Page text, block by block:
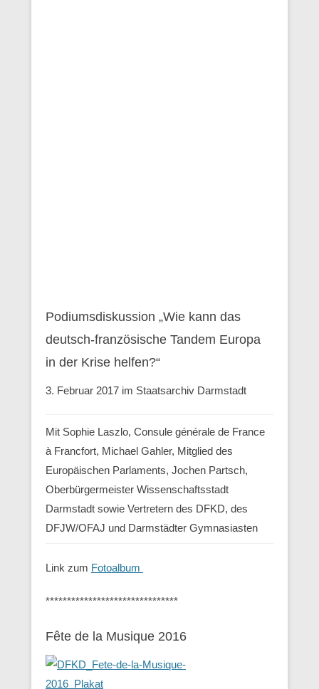
Podiumsdiskussion „Wie kann das
deutsch-französische Tandem Europa
in der Krise helfen?“
3. Februar 2017 im Staatsarchiv Darmstadt
Mit Sophie Laszlo, Consule générale de France
à Francfort, Michael Gahler, Mitglied des
Europäischen Parlaments, Jochen Partsch,
Oberbürgermeister Wissenschaftsstadt
Darmstadt sowie Vertretern des DFKD, des
DFJW/OFAJ und Darmstädter Gymnasiasten
Link zum Fotoalbum
*******************************
Fête de la Musique 2016